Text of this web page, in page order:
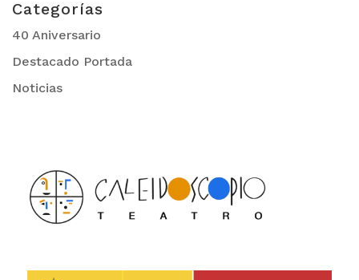
Categorías
40 Aniversario
Destacado Portada
Noticias